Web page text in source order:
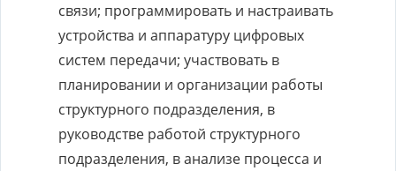
связи; программировать и настраивать
устройства и аппаратуру цифровых
систем передачи; участвовать в
планировании и организации работы
структурного подразделения, в
руководстве работой структурного
подразделения, в анализе процесса и